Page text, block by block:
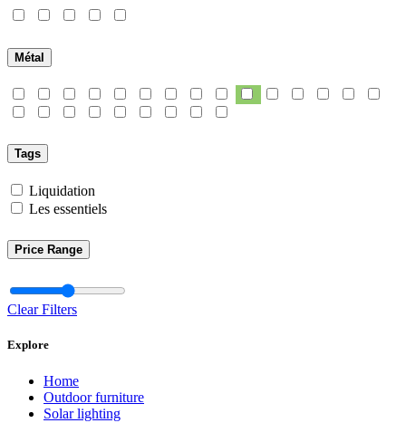
Métal
Tags
Liquidation
Les essentiels
Price Range
Clear Filters
Explore
Home
Outdoor furniture
Solar lighting